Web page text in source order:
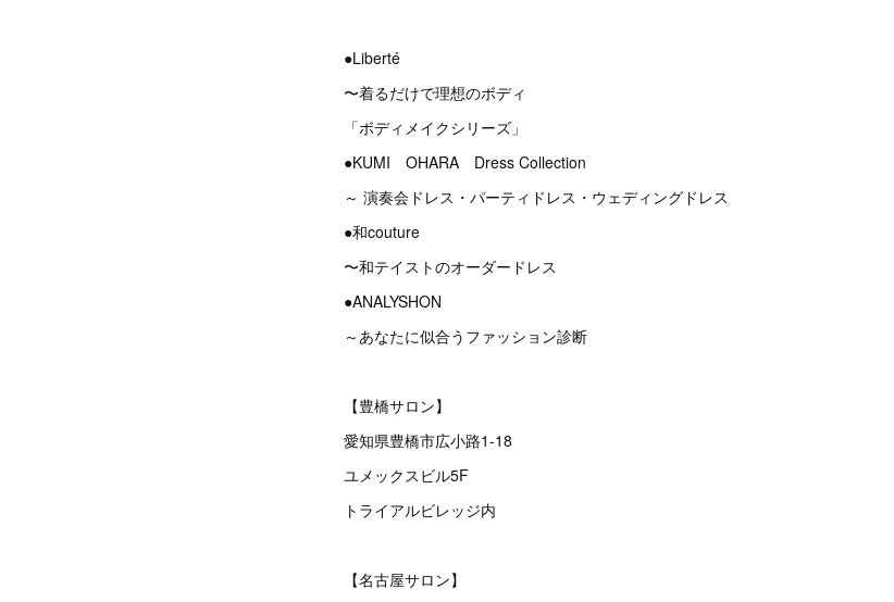
●Liberté
〜着るだけで理想のボディ
「ボディメイクシリーズ」
●KUMI OHARA Dress Collection
～ 演奏会ドレス・パーティドレス・ウェディングドレス
●和couture
〜和テイストのオーダードレス
●ANALYSHON
～あなたに似合うファッション診断
【豊橋サロン】
愛知県豊橋市広小路1-18
ユメックスビル5F
トライアルビレッジ内
【名古屋サロン】